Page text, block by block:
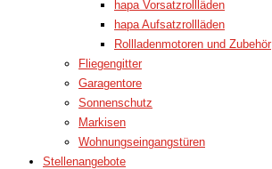
hapa Vorsatzrollläden
hapa Aufsatzrollläden
Rollladenmotoren und Zubehör
Fliegengitter
Garagentore
Sonnenschutz
Markisen
Wohnungseingangstüren
Stellenangebote